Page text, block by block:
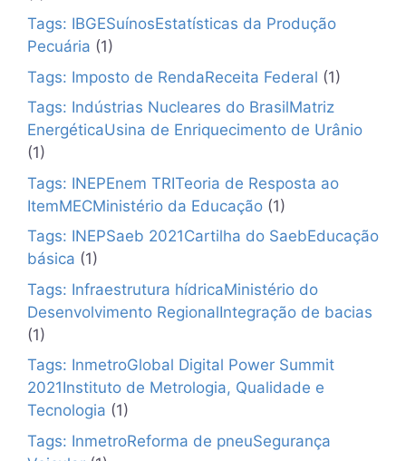
Tags: IBGESuínosEstatísticas da Produção
Pecuária (1)
Tags: Imposto de RendaReceita Federal (1)
Tags: Indústrias Nucleares do BrasilMatriz
EnergéticaUsina de Enriquecimento de Urânio
(1)
Tags: INEPEnem TRITeoria de Resposta ao
ItemMECMinistério da Educação (1)
Tags: INEPSaeb 2021Cartilha do SaebEducação
básica (1)
Tags: Infraestrutura hídricaMinistério do
Desenvolvimento RegionalIntegração de bacias
(1)
Tags: InmetroGlobal Digital Power Summit
2021Instituto de Metrologia, Qualidade e
Tecnologia (1)
Tags: InmetroReforma de pneuSegurança